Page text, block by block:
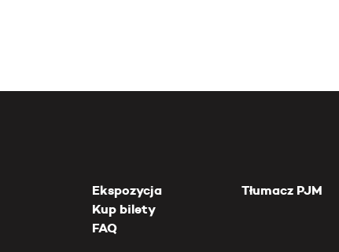
Ekspozycja
Kup bilety
FAQ
Tłumacz PJM